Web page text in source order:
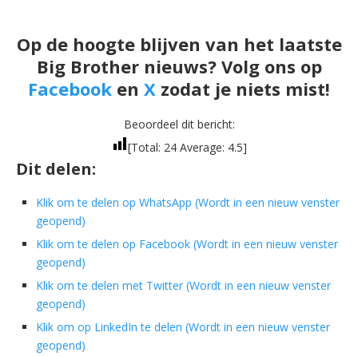
Op de hoogte blijven van het laatste
Big Brother nieuws? Volg ons op
Facebook en X zodat je niets mist!
Beoordeel dit bericht:
[Total: 24Average: 4.5]
Dit delen:
Klik om te delen op WhatsApp (Wordt in een nieuw venster
geopend)
Klik om te delen op Facebook (Wordt in een nieuw venster
geopend)
Klik om te delen met Twitter (Wordt in een nieuw venster
geopend)
Klik om op LinkedIn te delen (Wordt in een nieuw venster
geopend)